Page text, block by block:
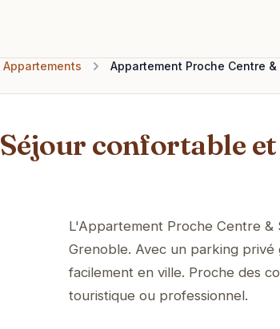
Appartements Appartement Proche Centre
Séjour confortable
L'Appartement Proche Centre
Grenoble. Avec un parking
facilement en ville. Proche des
touristique ou professionnel.